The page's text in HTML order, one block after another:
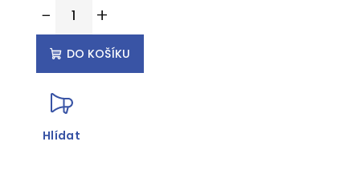
cena:
+
−
DO KOŠÍKU
Hlídat